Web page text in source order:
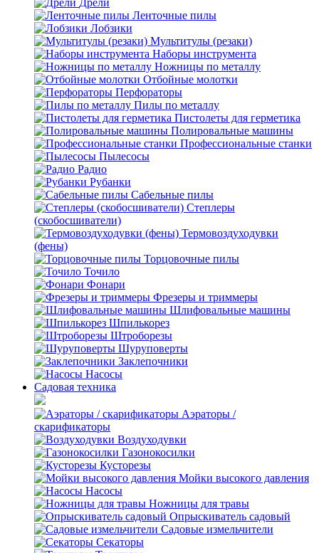
Дрели
Ленточные пилы
Лобзики
Мультитулы (резаки)
Наборы инструмента
Ножницы по металлу
Отбойные молотки
Перфораторы
Пилы по металлу
Пистолеты для герметика
Полировальные машины
Профессиональные станки
Пылесосы
Радио
Рубанки
Сабельные пилы
Степлеры
(скобосшиватели)
Термовоздуходувки
(фены)
Торцовочные пилы
Точило
Фонари
Фрезеры и триммеры
Шлифовальные машины
Шпилькорез
Штроборезы
Шуруповерты
Заклепочники
Насосы
Садовая техника
Аэраторы /
скарификаторы
Воздуходувки
Газонокосилки
Кусторезы
Мойки высокого давления
Насосы
Ножницы для травы
Опрыскиватель садовый
Садовые измельчители
Секаторы